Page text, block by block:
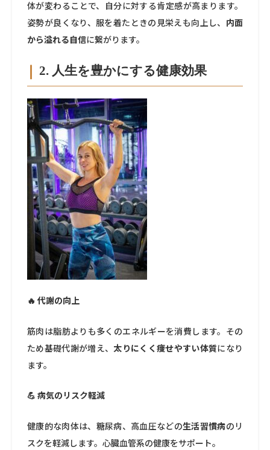
体が変わることで、自分に対する肯定感が高まります。
姿勢が良くなり、服を着たときの見栄えも向上し、 内面
から溢れる自信に繋がります。
2. 人生を豊かにする健康効果
🔥 代謝の向上
筋肉は脂肪よりも多くのエネルギーを消費します。その
ため基礎代謝が増え、太りにくく痩せやすい体質になり
ます。
💪 病気のリスク軽減
健康的な肉体は、糖尿病、高血圧などの生活習慣病のリ
スクを軽減します。心臓血管系の健康をサポート。